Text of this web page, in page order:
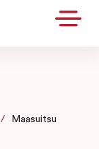
/
Maasuitsu